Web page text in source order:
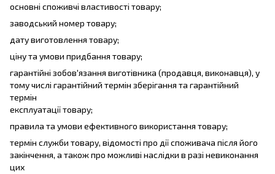
основні споживчі властивості товару;
заводський номер товару;
дату виготовлення товару;
ціну та умови придбання товару;
гарантійні зобов'язання виготівника (продавця, виконавця), у
тому числі гарантійний термін зберігання та гарантійний
термін
експлуатації товару;
правила та умови ефективного використання товару;
термін служби товару, відомості про дії споживача після його
закінчення, а також про можливі наслідки в разі невиконання
цих